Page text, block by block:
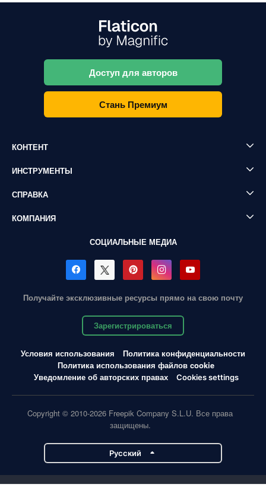
Доступ для авторов
Стань Премиум
КОНТЕНТ
ИНСТРУМЕНТЫ
СПРАВКА
КОМПАНИЯ
СОЦИАЛЬНЫЕ МЕДИА
Получайте эксклюзивные ресурсы прямо на свою почту
Зарегистрироваться
Условия использования
Политика конфиденциальности
Политика использования файлов cookie
Уведомление об авторских правах
Cookies settings
Copyright © 2010-2026 Freepik Company S.L.U. Все права
защищены.
Pусский